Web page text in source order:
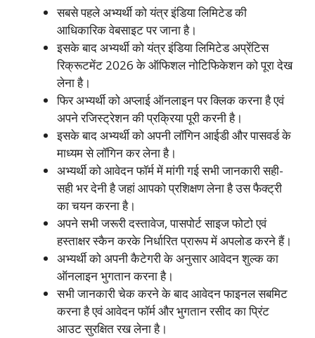
सबसे पहले अभ्यर्थी को यंत्र इंडिया लिमिटेड की
आधिकारिक वेबसाइट पर जाना है।
इसके बाद अभ्यर्थी को यंत्र इंडिया लिमिटेड अप्रेंटिस
रिक्रूटमेंट 2026 के ऑफिशल नोटिफिकेशन को पूरा देख
लेना है।
फिर अभ्यर्थी को अप्लाई ऑनलाइन पर क्लिक करना है एवं
अपने रजिस्ट्रेशन की प्रक्रिया पूरी करनी है।
इसके बाद अभ्यर्थी को अपनी लॉगिन आईडी और पासवर्ड के
माध्यम से लॉगिन कर लेना है।
अभ्यर्थी को आवेदन फॉर्म में मांगी गई सभी जानकारी सही-
सही भर देनी है जहां आपको प्रशिक्षण लेना है उस फैक्ट्री
का चयन करना है।
अपने सभी जरूरी दस्तावेज, पासपोर्ट साइज फोटो एवं
हस्ताक्षर स्कैन करके निर्धारित प्रारूप में अपलोड करने हैं।
अभ्यर्थी को अपनी कैटेगरी के अनुसार आवेदन शुल्क का
ऑनलाइन भुगतान करना है।
सभी जानकारी चेक करने के बाद आवेदन फाइनल सबमिट
करना है एवं आवेदन फॉर्म और भुगतान रसीद का प्रिंट
आउट सुरक्षित रख लेना है।